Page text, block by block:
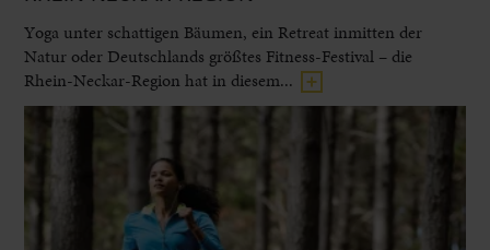
Yoga unter schattigen Bäumen, ein Retreat inmitten der
Natur oder Deutschlands größtes Fitness-Festival – die
Rhein-Neckar-Region hat in diesem...